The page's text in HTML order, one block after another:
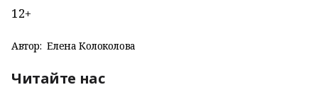
12+
Автор: Елена Колоколова
Читайте нас